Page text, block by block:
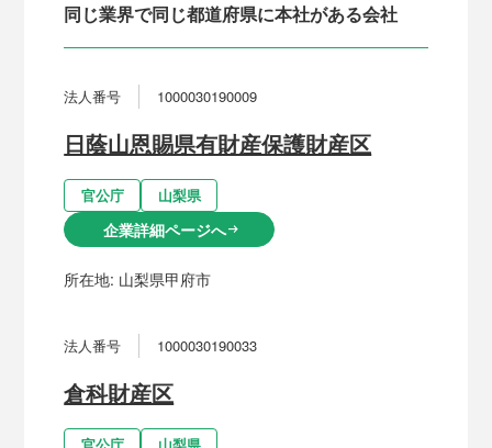
同じ業界で同じ都道府県に本社がある会社
法人番号 1000030190009
日蔭山恩賜県有財産保護財産区
官公庁 山梨県
企業詳細ページへarrow_right_alt
所在地: 山梨県甲府市
法人番号 1000030190033
倉科財産区